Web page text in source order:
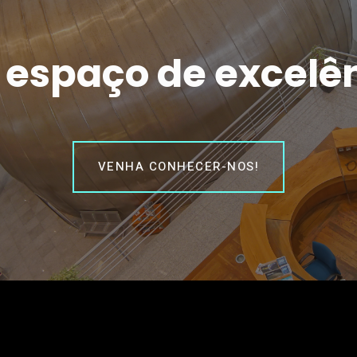
de
VENHA CONHECER-NOS!